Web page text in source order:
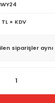
TL + KDV
siparişler